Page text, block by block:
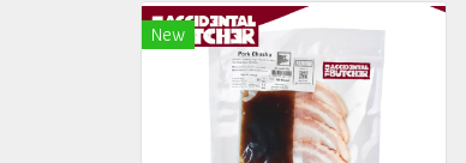
New